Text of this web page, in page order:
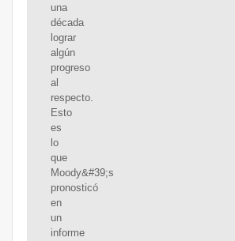
una
década
lograr
algún
progreso
al
respecto.
Esto
es
lo
que
Moody&#39;s
pronosticó
en
un
informe